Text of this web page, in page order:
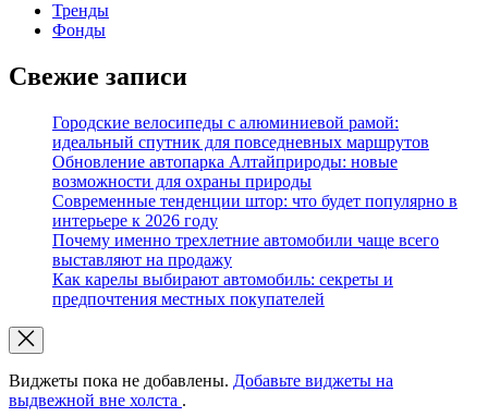
Тренды
Фонды
Свежие записи
Городские велосипеды с алюминиевой рамой:
идеальный спутник для повседневных маршрутов
Обновление автопарка Алтайприроды: новые
возможности для охраны природы
Современные тенденции штор: что будет популярно в
интерьере к 2026 году
Почему именно трехлетние автомобили чаще всего
выставляют на продажу
Как карелы выбирают автомобиль: секреты и
предпочтения местных покупателей
Виджеты пока не добавлены. Добавьте виджеты на
выдвежной вне холста .